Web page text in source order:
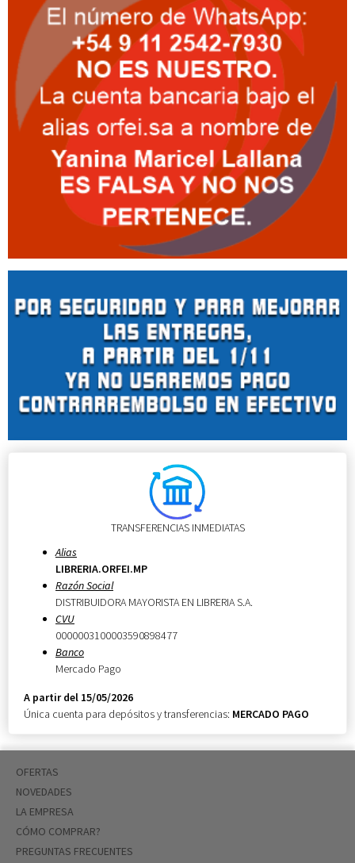
TRANSFERENCIAS INMEDIATAS
Alias
LIBRERIA.ORFEI.MP
Razón Social
DISTRIBUIDORA MAYORISTA EN LIBRERIA S.A.
CVU
0000003100003590898477
Banco
Mercado Pago
A partir del 15/05/2026
Única cuenta para depósitos y transferencias: MERCADO PAGO
OFERTAS
NOVEDADES
LA EMPRESA
CÓMO COMPRAR?
PREGUNTAS FRECUENTES